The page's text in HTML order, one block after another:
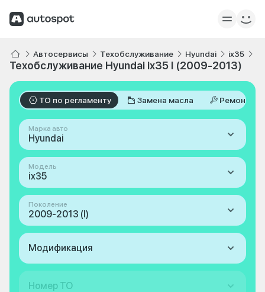
Автосервисы Техобслуживание Hyundai ix35
Техобслуживание Hyundai ix35 I (2009-2013)
ТО по регламенту Замена масла Ремонт
Марка авто
Hyundai
Модель
ix35
Поколение
2009-2013 (I)
Модификация
Номер ТО